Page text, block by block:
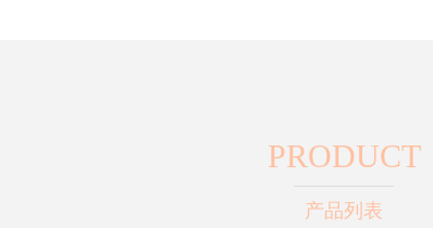
PRODUCT
产品列表